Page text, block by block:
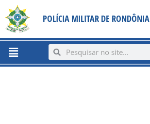
content
para
conteúdo
POLÍCIA MILITAR DE RONDÔNIA
Menu SearchSearch